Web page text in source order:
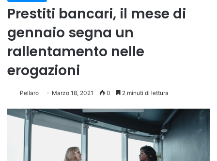
Prestiti bancari, il mese di
gennaio segna un
rallentamento nelle
erogazioni
Pellaro Marzo 18, 2021 0 2 minuti di lettura